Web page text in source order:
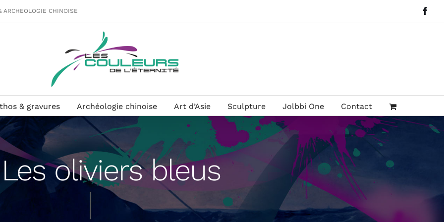
ARCHEOLOGIE CHINOISE
& gravures Archéologie chinoise Art d’Asie Sculpture Jolbbi One Contact
Les oliviers bleus